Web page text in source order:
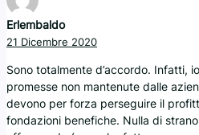
Erlembaldo
21 Dicembre 2020
Sono totalmente d’accordo. Infatti,
promesse non mantenute dalle
devono per forza perseguire il
fondazioni benefiche. Nulla di